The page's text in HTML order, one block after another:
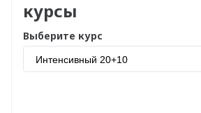
курсы
Выберите курс
Интенсивный 20+10